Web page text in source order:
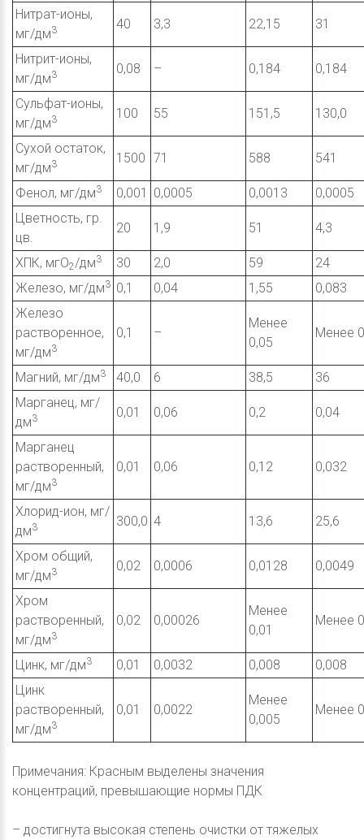
Нитрат-ионы,
мг/дм3 40 3,3 22,15 31
Нитрит-ионы,
мг/дм3 0,08 – 0,184 0,184
Сульфат-ионы,
мг/дм3 100 55 151,5 130,0
Сухой остаток,
мг/дм3 1500 71 588 541
Фенол, мг/дм3 0,001 0,0005 0,0013
0,0005
Цветность, гр.
цв.
20 1,9 51 4,3
ХПК, мгО2 /дм3 30 2,0 59
24
Железо, мг/дм3 0,1 0,04 1,55
0,083
Железо
растворенное,
мг/дм3
0,1 –
Менее
0,05
Менее
Магний, мг/дм3 40,0 6 38,5
36
Марганец, мг/
дм3 0,01 0,06 0,2 0,04
Марганец
растворенный,
мг/дм3
0,01 0,06 0,12 0,032
Хлорид-ион, мг/
дм3 300,0 4 13,6 25,6
Хром общий,
мг/дм3 0,02 0,0006 0,0128 0,0049
Хром
растворенный,
мг/дм3
0,02 0,00026
Менее
0,01
Менее
Цинк, мг/дм3 0,01 0,0032 0,008
0,008
Цинк
растворенный,
мг/дм3
0,01 0,0022
Менее
0,005
Менее
Примечания: Красным выделены значения
концентраций, превышающие нормы ПДК
– достигнута высокая степень очистки от тяжелых